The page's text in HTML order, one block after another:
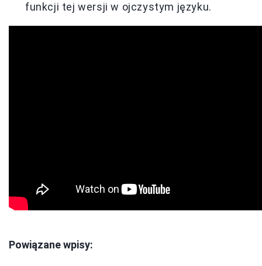
funkcji tej wersji w ojczystym języku.
Powiązane wpisy: